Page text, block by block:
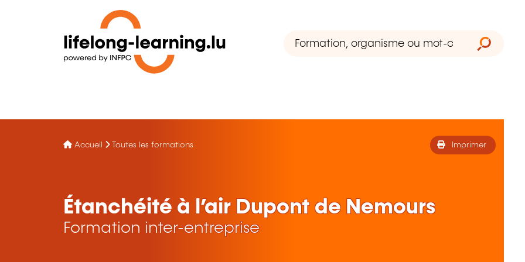
Accueil Toutes les formations Imprimer
Étanchéité à l’air Dupont de Nemours
Formation inter-entreprise